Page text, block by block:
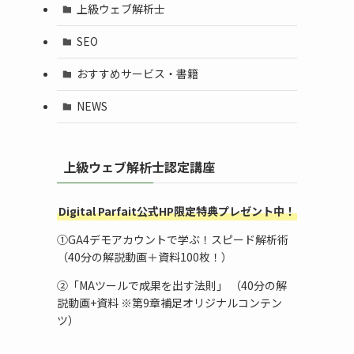
上級ウェブ解析士
SEO
おすすめサービス・書籍
NEWS
上級ウェブ解析士認定講座
Digital Parfait公式HP限定特典プレゼント中！
➀GA4デモアカウントで学ぶ！スピード解析術
（40分の解説動画＋資料100枚！）
➁「MAツールで成果を出す法則」 （40分の解
説動画+資料 ※第9章補足オリジナルコンテン
ツ）